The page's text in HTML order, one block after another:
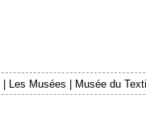
Les Musées
Musée du